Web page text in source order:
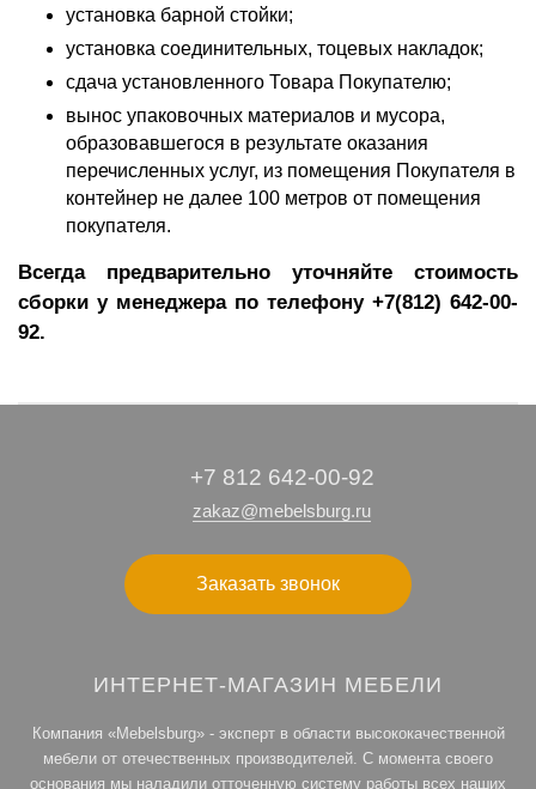
установка барной стойки;
установка соединительных, тоцевых накладок;
сдача установленного Товара Покупателю;
вынос упаковочных материалов и мусора,
образовавшегося в результате оказания
перечисленных услуг, из помещения Покупателя в
контейнер не далее 100 метров от помещения
покупателя.
Всегда предварительно уточняйте стоимость
сборки у менеджера по телефону +7(812) 642-00-
92.
+7 812 642-00-92
zakaz@mebelsburg.ru
Заказать звонок
ИНТЕРНЕТ-МАГАЗИН МЕБЕЛИ
Компания «Mebelsburg» - эксперт в области высококачественной
мебели от отечественных производителей. С момента своего
основания мы наладили отточенную систему работы всех наших